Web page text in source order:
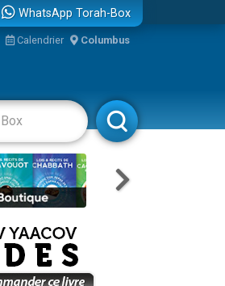
WhatsApp Torah-Box
Calendrier Columbus
Rabbanim